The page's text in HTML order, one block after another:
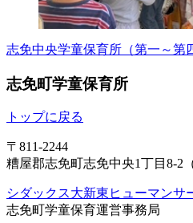
志免中央学童保育所（第一～第
志免町学童保育所
トップに戻る
〒811-2244
糟屋郡志免町志免中央1丁目8-2
シダックス大新東ヒューマンサ
志免町学童保育運営事務局